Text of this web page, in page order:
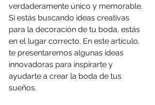
verdaderamente único y memorable.
Si estás buscando ideas creativas
para la decoración de tu boda, estás
en el lugar correcto. En este artículo,
te presentaremos algunas ideas
innovadoras para inspirarte y
ayudarte a crear la boda de tus
sueños.